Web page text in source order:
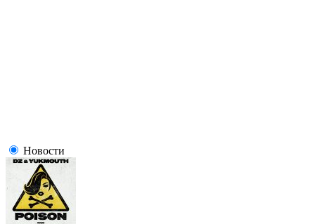
Новости